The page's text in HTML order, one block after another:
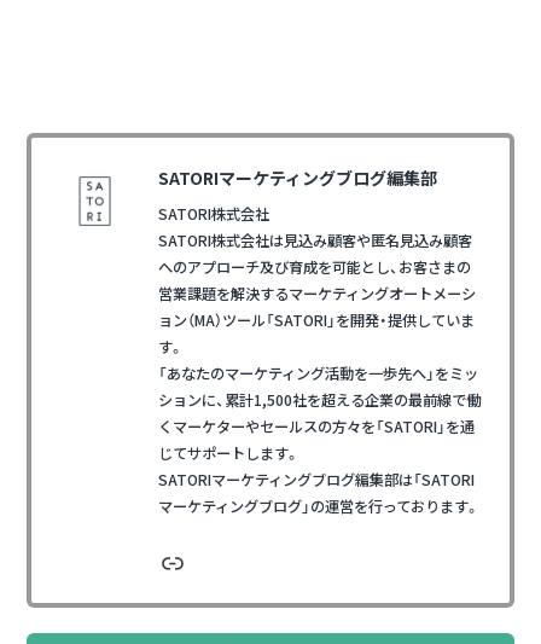
SATORIマーケティングブログ編集部
SATORI株式会社
SATORI株式会社は見込み顧客や匿名見込み顧客
へのアプローチ及び育成を可能とし、お客さまの
営業課題を解決するマーケティングオートメーシ
ョン（MA）ツール「SATORI」を開発・提供していま
す。
「あなたのマーケティング活動を一歩先へ」をミッ
ションに、累計1,500社を超える企業の最前線で働
くマーケターやセールスの方々を「SATORI」を通
じてサポートします。
SATORIマーケティングブログ編集部は「SATORI
マーケティングブログ」の運営を行っております。
リンク